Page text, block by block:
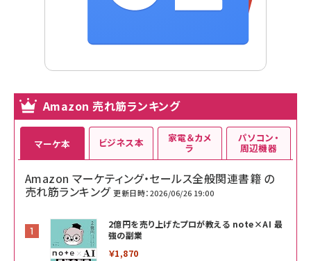
Amazon 売れ筋ランキング
マーケ本
Amazon マーケティング・セールス全般関連書籍 の
売れ筋ランキング 更新日時：2026/06/26 19:00
2億円を売り上げたプロが教える note×AI 最
強の副業
￥1,870
ビジネス本 家電＆カメ
ラ
パソコン・
周辺機器